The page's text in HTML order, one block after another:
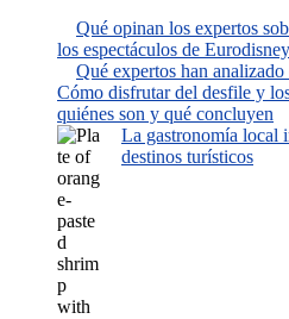
Qué opinan los expertos
los espectáculos de Eurodisney
Qué expertos han
Cómo disfrutar del desfile y
quiénes son y qué concluyen
La gastronomía local
destinos turísticos